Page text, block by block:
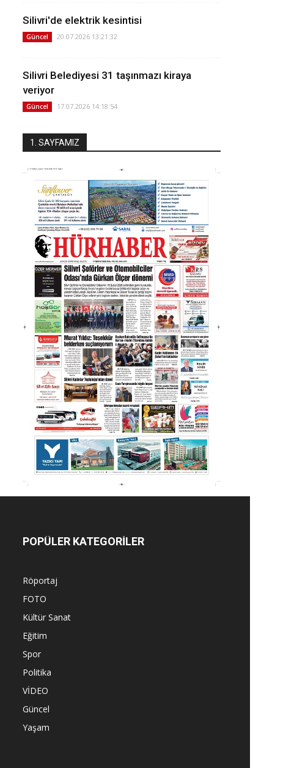
Silivri'de elektrik kesintisi
Güncel 20.07.2026 13:21:32
Silivri Belediyesi 31 taşınmazı kiraya
veriyor
Güncel 17.07.2026 14:18:54
1. SAYFAMIZ
POPÜLER KATEGORİLER
Röportaj
FOTO
Kültür Sanat
Eğitim
Spor
Politika
VİDEO
Güncel
Yaşam